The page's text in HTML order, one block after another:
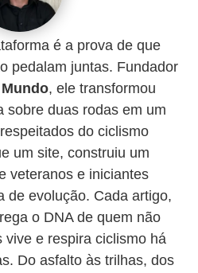
é a prova de que
pedalam juntas. Fundador
, ele transformou
sobre duas rodas em um
do ciclismo
um site, construiu um
veteranos e iniciantes
de evolução. Cada artigo,
o DNA de quem não
vive e respira ciclismo há
Do asfalto às trilhas, dos